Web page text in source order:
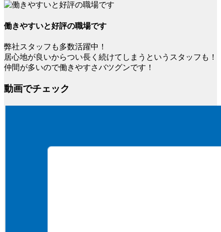
働きやすいと好評の職場です
弊社スタッフも多数活躍中！
居心地が良いからつい長く続けてしまうというスタッフも！
仲間が多いので働きやすさバツグンです！
動画でチェック